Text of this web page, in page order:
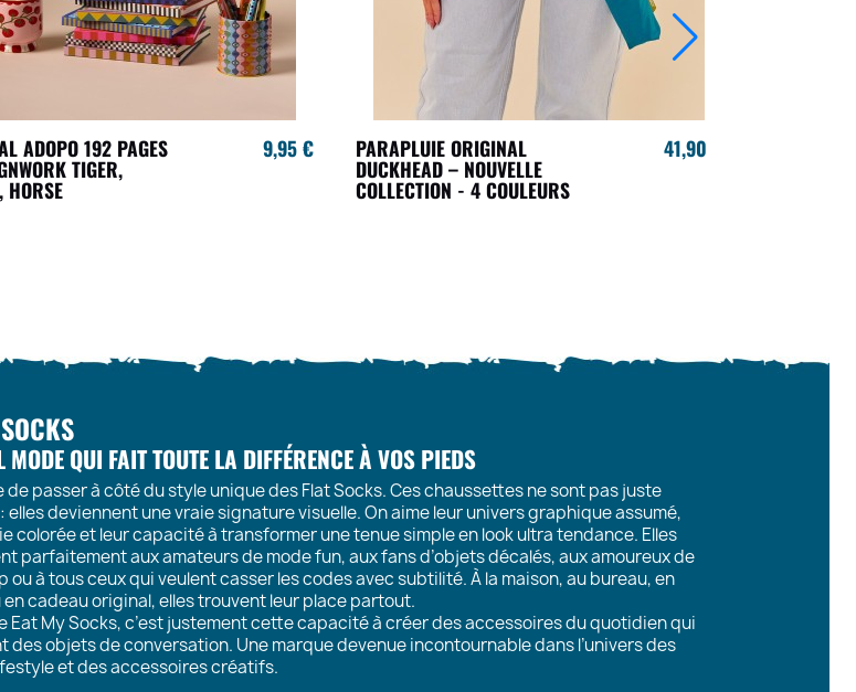
ADOPO 192 PAGES
TIGER,
HORSE
9,95 € PARAPLUIE ORIGINAL
DUCKHEAD – NOUVELLE
COLLECTION - 4 COULEURS
41,90 €
MODE QUI FAIT TOUTE LA DIFFÉRENCE À VOS PIEDS
de passer à côté du style unique des Flat Socks. Ces chaussettes ne sont pas juste
elles deviennent une vraie signature visuelle. On aime leur univers graphique assumé,
colorée et leur capacité à transformer une tenue simple en look ultra tendance. Elles
parfaitement aux amateurs de mode fun, aux fans d’objets décalés, aux amoureux de
ou à tous ceux qui veulent casser les codes avec subtilité. À la maison, au bureau, en
cadeau original, elles trouvent leur place partout.
Eat My Socks, c’est justement cette capacité à créer des accessoires du quotidien qui
des objets de conversation. Une marque devenue incontournable dans l’univers des
et des accessoires créatifs.